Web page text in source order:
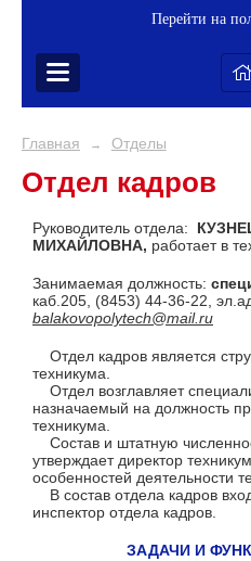
Перейти на
Главная → Отделы
Отдел кадров
Руководитель отдела:
МИХАЙЛОВНА, работает в
Занимаемая должность:
каб.205, (8453) 44-36-22,
balakovopolytech@mail.ru
Отдел кадров является
техникума.
Отдел возглавляет
назначаемый на должность
техникума.
Состав и штатную
утверждает директор
особенностей деятельности
В состав отдела кадров
инспектор отдела кадров.
ЗАДАЧИ И